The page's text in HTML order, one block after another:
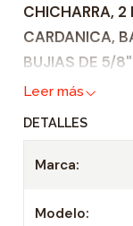
a
d
CHICHARRA, 2
CARDANICA,
BUJIAS DE 5/
Leer más
DETALLES
Marca:
Modelo: